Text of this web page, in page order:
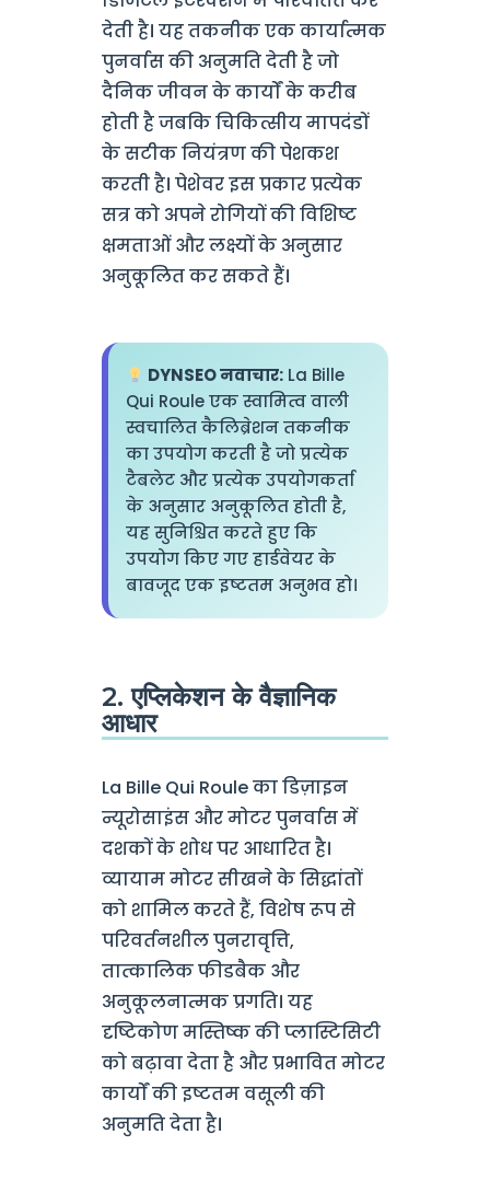
देती है। यह तकनीक एक कार्यात्मक
पुनर्वास की अनुमति देती है जो
दैनिक जीवन के कार्यों के करीब
होती है जबकि चिकित्सीय मापदंडों
के सटीक नियंत्रण की पेशकश
करती है। पेशेवर इस प्रकार प्रत्येक
सत्र को अपने रोगियों की विशिष्ट
क्षमताओं और लक्ष्यों के अनुसार
अनुकूलित कर सकते हैं।
DYNSEO नवाचार:La Bille
Qui Roule एक स्वामित्व वाली
स्वचालित कैलिब्रेशन तकनीक
का उपयोग करती है जो प्रत्येक
टैबलेट और प्रत्येक उपयोगकर्ता
के अनुसार अनुकूलित होती है,
यह सुनिश्चित करते हुए कि
उपयोग किए गए हार्डवेयर के
बावजूद एक इष्टतम अनुभव हो।
2. एप्लिकेशन के वैज्ञानिक
आधार
La Bille Qui Roule का डिज़ाइन
न्यूरोसाइंस और मोटर पुनर्वास में
दशकों के शोध पर आधारित है।
व्यायाम मोटर सीखने के सिद्धांतों
को शामिल करते हैं, विशेष रूप से
परिवर्तनशील पुनरावृत्ति,
तात्कालिक फीडबैक और
अनुकूलनात्मक प्रगति। यह
दृष्टिकोण मस्तिष्क की प्लास्टिसिटी
को बढ़ावा देता है और प्रभावित मोटर
कार्यों की इष्टतम वसूली की
अनुमति देता है।